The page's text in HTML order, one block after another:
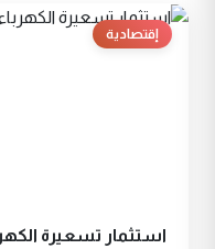
إقتصادية
استثمار تسعيرة